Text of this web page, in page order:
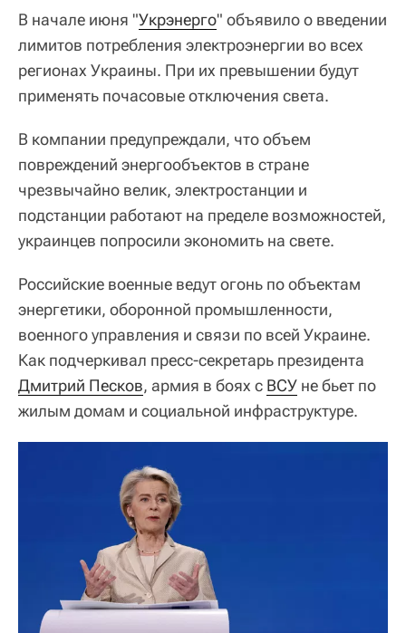
В начале июня "Укрэнерго" объявило о введении
лимитов потребления электроэнергии во всех
регионах Украины. При их превышении будут
применять почасовые отключения света.
В компании предупреждали, что объем
повреждений энергообъектов в стране
чрезвычайно велик, электростанции и
подстанции работают на пределе возможностей,
украинцев попросили экономить на свете.
Российские военные ведут огонь по объектам
энергетики, оборонной промышленности,
военного управления и связи по всей Украине.
Как подчеркивал пресс-секретарь президента
Дмитрий Песков, армия в боях с ВСУ не бьет по
жилым домам и социальной инфраструктуре.